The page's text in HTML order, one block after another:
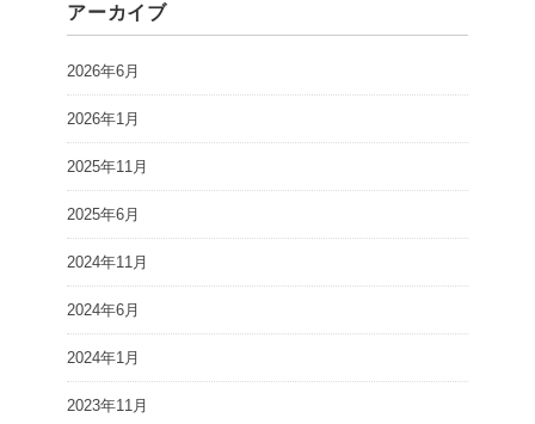
アーカイブ
2026年6月
2026年1月
2025年11月
2025年6月
2024年11月
2024年6月
2024年1月
2023年11月